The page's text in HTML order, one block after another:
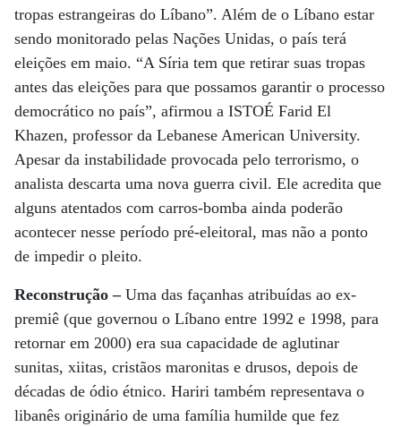
tropas estrangeiras do Líbano”. Além de o Líbano estar
sendo monitorado pelas Nações Unidas, o país terá
eleições em maio. “A Síria tem que retirar suas tropas
antes das eleições para que possamos garantir o processo
democrático no país”, afirmou a ISTOÉ Farid El
Khazen, professor da Lebanese American University.
Apesar da instabilidade provocada pelo terrorismo, o
analista descarta uma nova guerra civil. Ele acredita que
alguns atentados com carros-bomba ainda poderão
acontecer nesse período pré-eleitoral, mas não a ponto
de impedir o pleito.
Reconstrução – Uma das façanhas atribuídas ao ex-
premiê (que governou o Líbano entre 1992 e 1998, para
retornar em 2000) era sua capacidade de aglutinar
sunitas, xiitas, cristãos maronitas e drusos, depois de
décadas de ódio étnico. Hariri também representava o
libanês originário de uma família humilde que fez